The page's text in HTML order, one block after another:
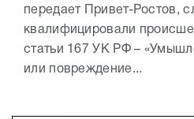
передает Привет-Ростов,
квалифицировали
статьи 167 УК РФ –
или повреждение...